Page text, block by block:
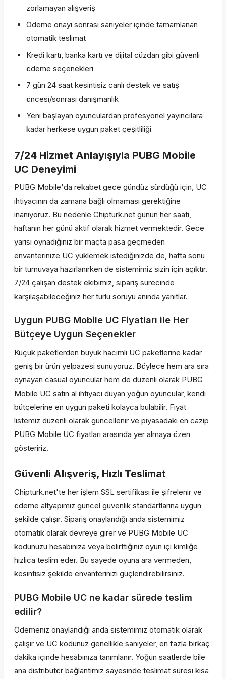
zorlamayan alışveriş
Ödeme onayı sonrası saniyeler içinde tamamlanan
otomatik teslimat
Kredi kartı, banka kartı ve dijital cüzdan gibi güvenli
ödeme seçenekleri
7 gün 24 saat kesintisiz canlı destek ve satış
öncesi/sonrası danışmanlık
Yeni başlayan oyunculardan profesyonel yayıncılara
kadar herkese uygun paket çeşitliliği
7/24 Hizmet Anlayışıyla PUBG Mobile
UC Deneyimi
PUBG Mobile'da rekabet gece gündüz sürdüğü için, UC
ihtiyacının da zamana bağlı olmaması gerektiğine
inanıyoruz. Bu nedenle Chipturk.net günün her saati,
haftanın her günü aktif olarak hizmet vermektedir. Gece
yarısı oynadığınız bir maçta pasa geçmeden
envanterinize UC yüklemek istediğinizde de, hafta sonu
bir turnuvaya hazırlanırken de sistemimiz sizin için açıktır.
7/24 çalışan destek ekibimiz, sipariş sürecinde
karşılaşabileceğiniz her türlü soruyu anında yanıtlar.
Uygun PUBG Mobile UC Fiyatları ile Her
Bütçeye Uygun Seçenekler
Küçük paketlerden büyük hacimli UC paketlerine kadar
geniş bir ürün yelpazesi sunuyoruz. Böylece hem ara sıra
oynayan casual oyuncular hem de düzenli olarak PUBG
Mobile UC satın al ihtiyacı duyan yoğun oyuncular, kendi
bütçelerine en uygun paketi kolayca bulabilir. Fiyat
listemiz düzenli olarak güncellenir ve piyasadaki en cazip
PUBG Mobile UC fiyatları arasında yer almaya özen
gösteririz.
Güvenli Alışveriş, Hızlı Teslimat
Chipturk.net'te her işlem SSL sertifikası ile şifrelenir ve
ödeme altyapımız güncel güvenlik standartlarına uygun
şekilde çalışır. Sipariş onaylandığı anda sistemimiz
otomatik olarak devreye girer ve PUBG Mobile UC
kodunuzu hesabınıza veya belirttiğiniz oyun içi kimliğe
hızlıca teslim eder. Bu sayede oyuna ara vermeden,
kesintisiz şekilde envanterinizi güçlendirebilirsiniz.
PUBG Mobile UC ne kadar sürede teslim
edilir?
Ödemeniz onaylandığı anda sistemimiz otomatik olarak
çalışır ve UC kodunuz genellikle saniyeler, en fazla birkaç
dakika içinde hesabınıza tanımlanır. Yoğun saatlerde bile
ana distribütör bağlantımız sayesinde teslimat süresi kısa